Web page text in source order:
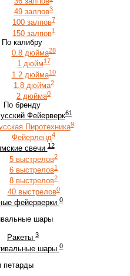
49 залпов3
100 залпов7
150 залпов1
По калибру
0.8 дюйма28
1 дюйм17
1.2 дюйма10
1.8 дюйма2
2 дюйма0
По бренду
Фейерверк61
Пиротехника9
Фейерленд4
свечи 12
5 выстрелов2
6 выстрелов1
8 выстрелов2
40 выстрелов0
фейерверки 0
шары
Ракеты 3
шары 0
петарды